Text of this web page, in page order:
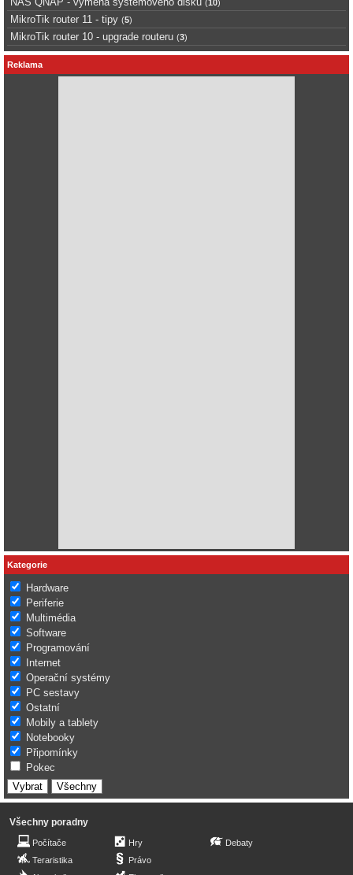
(10)
MikroTik router 11 - tipy (5)
MikroTik router 10 - upgrade routeru (3)
Reklama
Kategorie
Hardware
Periferie
Multimédia
Software
Programování
Internet
Operační systémy
PC sestavy
Ostatní
Mobily a tablety
Notebooky
Připomínky
Pokec
Všechny poradny
Počítače
Teraristika
Hry
Právo
Debaty